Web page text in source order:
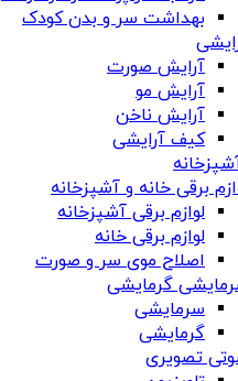
بهداشت سر و بدن کودک
آرایش صورت
آرایش مو
آرایش ناخن
کیف آرایشی
برقی خانه و آشپزخانه
لوازم برقی آشپزخانه
لوازم برقی خانه
اصلاح موی سر و صورت
گرمایشی
سرمایشی
گرمایشی
تصویری